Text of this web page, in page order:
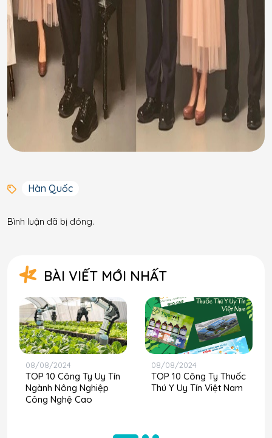
Hàn Quốc
Bình luận đã bị đóng.
BÀI VIẾT MỚI NHẤT
08/08/2024
TOP 10 Công Ty Uy Tín
Ngành Nông Nghiệp
Công Nghệ Cao
08/08/2024
TOP 10 Công Ty Thuốc
Thú Y Uy Tín Việt Nam